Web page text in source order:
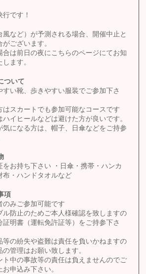
行です！
風など）が予測される場合、開催中止と
がございます。
合は前日の夜にこちらのページにてお知
します。
ついて
すい靴、歩きやすい服装でご参加下さ
はスカートでも参加可能なコースです
ハイヒールなどは避けた方が良いです。
気になる方は、帽子、日傘などをご持参
をお持ち下さい ・日傘・携帯・ハンカ
布・ハンドタオルなど
項
のみご参加可能です
ル防止のためご本人様確認を致しますの
証明書（運転免許証等）をご持参下さ
等の紛失や盗難は責任を負いかねますの
の管理はお願い致します。
ト中の事故等の責任は負えませんのでご
お申込み下さい。